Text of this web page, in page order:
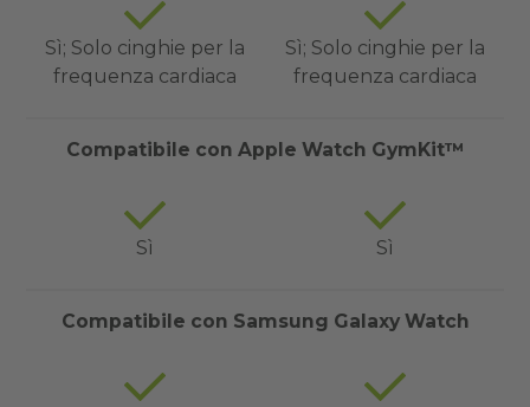
Sì; Solo cinghie per la
frequenza cardiaca
Sì; Solo cinghie per la
frequenza cardiaca
Compatibile con Apple Watch GymKit™
Sì Sì
Compatibile con Samsung Galaxy Watch